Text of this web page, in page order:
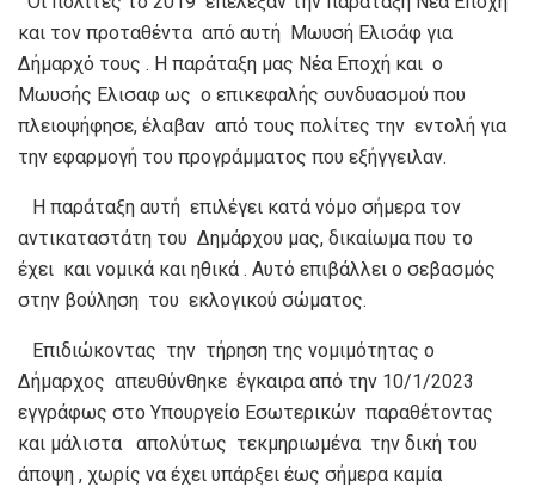
και τον προταθέντα από αυτή Μωυσή Ελισάφ για
Δήμαρχό τους . Η παράταξη μας Νέα Εποχή και ο
Μωυσής Ελισαφ ως ο επικεφαλής συνδυασμού που
πλειοψήφησε, έλαβαν από τους πολίτες την εντολή για
την εφαρμογή του προγράμματος που εξήγγειλαν.
Η παράταξη αυτή επιλέγει κατά νόμο σήμερα τον
αντικαταστάτη του Δημάρχου μας, δικαίωμα που το
έχει και νομικά και ηθικά . Αυτό επιβάλλει ο σεβασμός
στην βούληση του εκλογικού σώματος.
Επιδιώκοντας την τήρηση της νομιμότητας ο
Δήμαρχος απευθύνθηκε έγκαιρα από την 10/1/2023
εγγράφως στο Υπουργείο Εσωτερικών παραθέτοντας
και μάλιστα απολύτως τεκμηριωμένα την δική του
άποψη , χωρίς να έχει υπάρξει έως σήμερα καμία